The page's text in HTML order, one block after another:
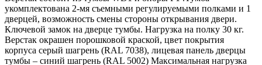
укомплектована 2-мя съемными регулируемыми полками и 1
дверцей, возможность смены стороны открывания двери.
Ключевой замок на дверце тумбы. Нагрузка на полку 30 кг.
Верстак окрашен порошковой краской, цвет покрытия
корпуса серый шагрень (RAL 7038), лицевая панель дверцы
тумбы – синий шагрень (RAL 5002) Максимальная нагрузка